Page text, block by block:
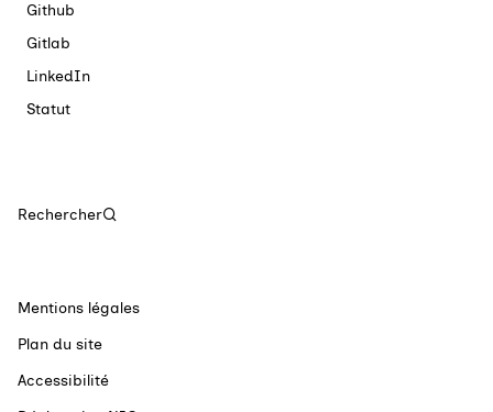
Github
Gitlab
LinkedIn
Statut
Rechercher
Mentions légales
Plan du site
Accessibilité